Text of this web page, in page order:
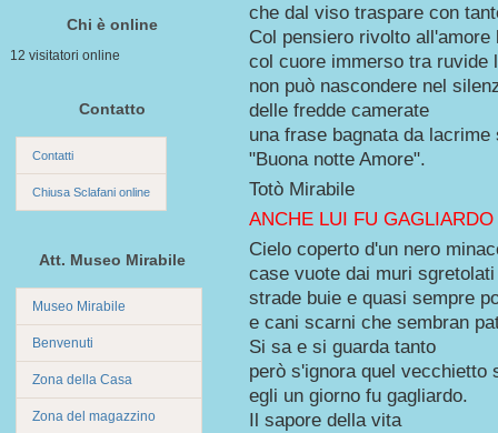
Chi è online
12 visitatori online
Contatto
Contatti
Chiusa Sclafani online
Att. Museo Mirabile
Museo Mirabile
Benvenuti
Zona della Casa
Zona del magazzino
che dal viso traspare con
Col pensiero rivolto all'amore
col cuore immerso tra ruvide
non può nascondere nel
delle fredde camerate
una frase bagnata da lacrime
"Buona notte Amore".
Totò Mirabile
ANCHE LUI FU GAGLIARDO
Cielo coperto d'un nero
case vuote dai muri sgretolati
strade buie e quasi sempre
e cani scarni che sembran
Si sa e si guarda tanto
però s'ignora quel vecchietto
egli un giorno fu gagliardo.
Il sapore della vita